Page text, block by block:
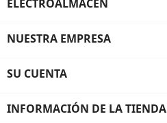
ELECTROALMACEN
NUESTRA EMPRESA
SU CUENTA
INFORMACIÓN DE LA TIENDA